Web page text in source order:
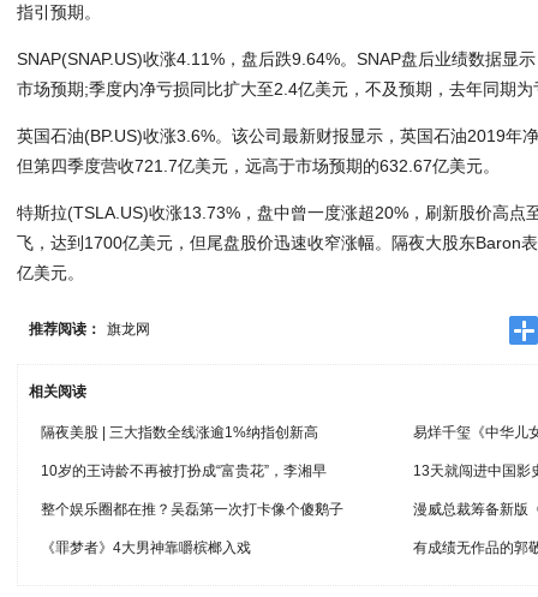
指引预期。
SNAP(SNAP.US)收涨4.11%，盘后跌9.64%。SNAP盘后业绩数据显
市场预期;季度内净亏损同比扩大至2.4亿美元，不及预期，去年同期
英国石油(BP.US)收涨3.6%。该公司最新财报显示，英国石油2019年
但第四季度营收721.7亿美元，远高于市场预期的632.67亿美元。
特斯拉(TSLA.US)收涨13.73%，盘中曾一度涨超20%，刷新股价高点
飞，达到1700亿美元，但尾盘股价迅速收窄涨幅。隔夜大股东Baron
亿美元。
推荐阅读： 旗龙网
相关阅读
隔夜美股 | 三大指数全线涨逾1%纳指创新高 易烊千玺《中华儿
10岁的王诗龄不再被打扮成“富贵花”，李湘早 13天就闯进中国影
整个娱乐圈都在推？吴磊第一次打卡像个傻鹅子 漫威总裁筹备新版
《罪梦者》4大男神靠嚼槟榔入戏 有成绩无作品的郭